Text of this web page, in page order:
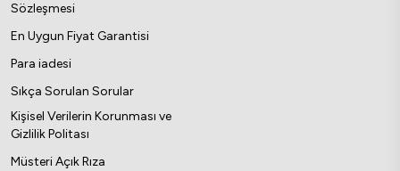
Sözleşmesi
En Uygun Fiyat Garantisi
Para iadesi
Sıkça Sorulan Sorular
Kişisel Verilerin Korunması ve
Gizlilik Politası
Müsteri Açık Rıza